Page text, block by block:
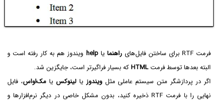
فرمت RTF برای ساختن فایل‌های راهنما یاhelp ویندوز هم به کار رفته است و
البته بعدها توسط فرمتHTMLکه بسیار فراگیرتر است، جایگزین شد.
اگر در پردازشگر متن سیستم عاملی مثلویندوزیالینوکس یامک‌او‌اس، فایل
نهایی را با فرمت RTF‌ ذخیره کنید، بدون مشکل خاصی در دیگر نرم‌افزارها و